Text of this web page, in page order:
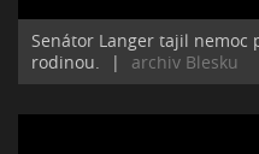
Senátor Langer tajil
rodinou.
| archiv Blesku